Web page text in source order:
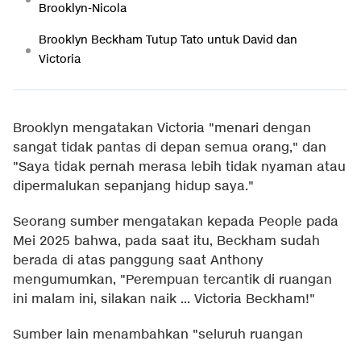
Brooklyn-Nicola
Brooklyn Beckham Tutup Tato untuk David dan
Victoria
Brooklyn mengatakan Victoria "menari dengan
sangat tidak pantas di depan semua orang," dan
"Saya tidak pernah merasa lebih tidak nyaman atau
dipermalukan sepanjang hidup saya."
Seorang sumber mengatakan kepada People pada
Mei 2025 bahwa, pada saat itu, Beckham sudah
berada di atas panggung saat Anthony
mengumumkan, "Perempuan tercantik di ruangan
ini malam ini, silakan naik ... Victoria Beckham!"
Sumber lain menambahkan "seluruh ruangan